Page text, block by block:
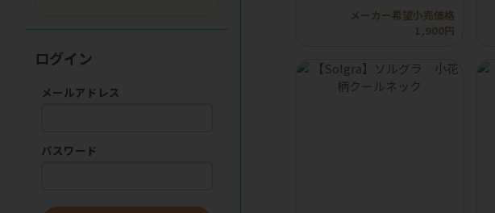
メーカー希望小売価格
1,900円
ログイン
メールアドレス
パスワード